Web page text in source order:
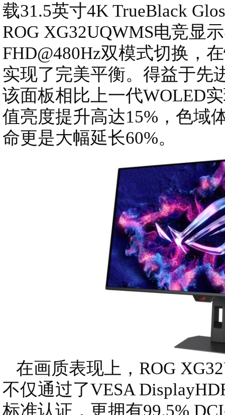
载31.5英寸4K TrueBlack
ROG XG32UQWMS电竞显
FHD@480Hz双模式切换，
实现了完美平衡。得益于先
该面板相比上一代WOLED
值亮度提升高达15%，色域
命更是大幅延长60%。
在画质表现上，ROG
不仅通过了VESA
标准认证，更拥有99.5%